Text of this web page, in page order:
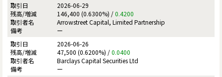
2026-06-29
146,400 (0.6300%) /0.4200
Arrowstreet Capital, Limited Partnership
ー
2026-06-26
47,500 (0.6200%) /0.0400
Barclays Capital Securities Ltd
ー